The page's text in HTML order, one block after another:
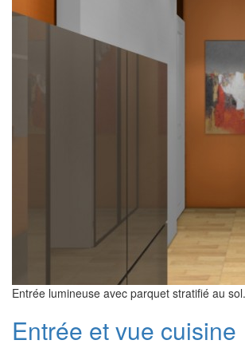
Entrée lumineuse avec parquet stratifié au sol.
Entrée et vue cuisine